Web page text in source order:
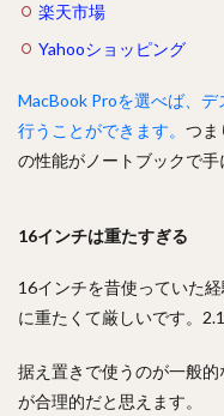
楽天市場
Yahooショッピング
MacBook Proを選べば、
行うことができます。 つま
の性能がノートブックで手
16インチは重たすぎる
16インチを昔使っていた
に重たくて厳しいです。
据え置きで使うのが一般
が合理的だと思えます。